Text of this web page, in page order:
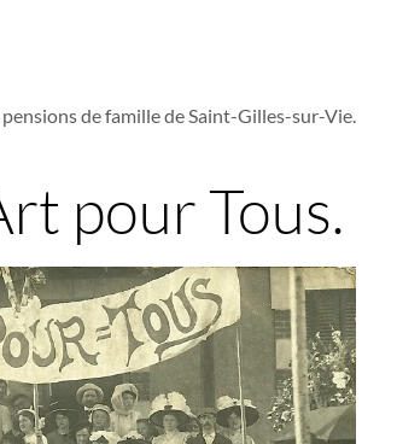
pensions de famille de Saint-Gilles-sur-Vie.
pour Tous.